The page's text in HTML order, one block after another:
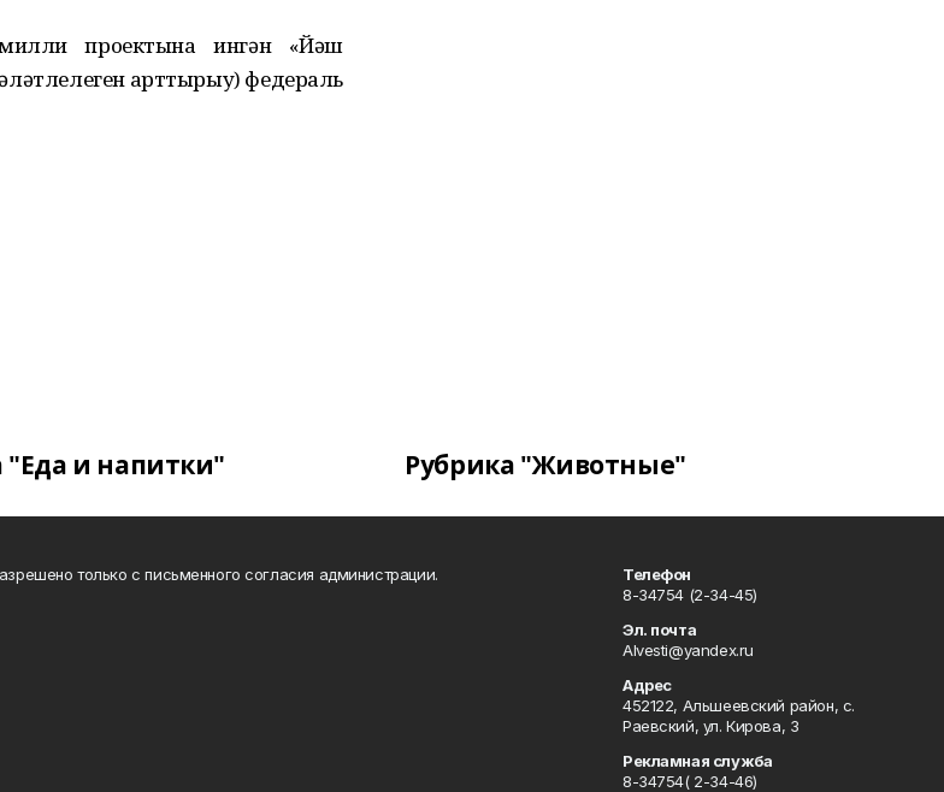
милли проектына ингән «Йәш
арттырыу) федераль
"Еда и напитки" Рубрика "Животные"
только с письменного согласия администрации.
Телефон
8-34754 (2-34-45)
Эл. почта
Alvesti@yandex.ru
Адрес
452122, Альшеевский район, с.
Раевский, ул. Кирова, 3
Рекламная служба
8-34754( 2-34-46)